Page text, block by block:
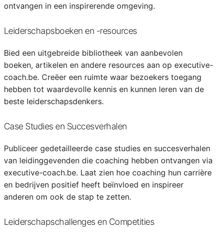
ontvangen in een inspirerende omgeving.
Leiderschapsboeken en -resources
Bied een uitgebreide bibliotheek van aanbevolen
boeken, artikelen en andere resources aan op executive-
coach.be. Creëer een ruimte waar bezoekers toegang
hebben tot waardevolle kennis en kunnen leren van de
beste leiderschapsdenkers.
Case Studies en Succesverhalen
Publiceer gedetailleerde case studies en succesverhalen
van leidinggevenden die coaching hebben ontvangen via
executive-coach.be. Laat zien hoe coaching hun carrière
en bedrijven positief heeft beïnvloed en inspireer
anderen om ook de stap te zetten.
Leiderschapschallenges en Competities